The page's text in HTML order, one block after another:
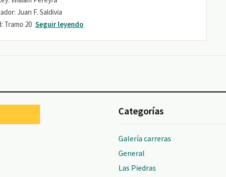
Juan F. Saldivia
Tramo 20 Seguir leyendo
Categorías
Galería carreras
General
Las Piedras